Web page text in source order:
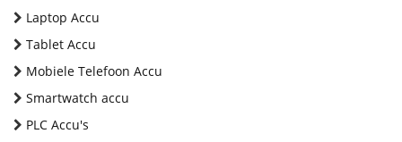
Laptop Accu
Tablet Accu
Mobiele Telefoon Accu
Smartwatch accu
PLC Accu's